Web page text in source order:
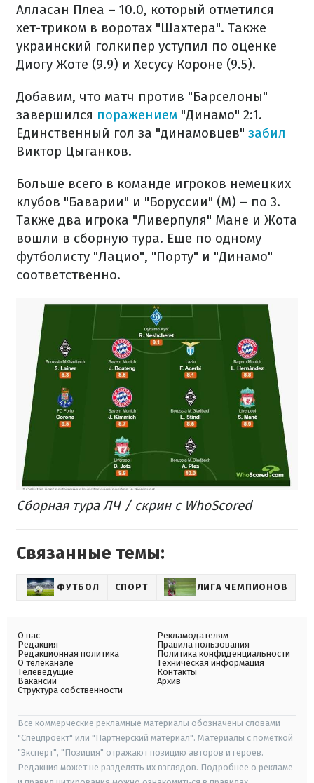
Алласан Плеа – 10.0, который отметился
хет-триком в воротах "Шахтера". Также
украинский голкипер уступил по оценке
Диогу Жоте (9.9) и Хесусу Короне (9.5).
Добавим, что матч против "Барселоны"
завершился поражением "Динамо" 2:1.
Единственный гол за "динамовцев" забил
Виктор Цыганков.
Больше всего в команде игроков немецких
клубов "Баварии" и "Боруссии" (М) – по 3.
Также два игрока "Ливерпуля" Мане и Жота
вошли в сборную тура. Еще по одному
футболисту "Лацио", "Порту" и "Динамо"
соответственно.
Сборная тура ЛЧ / скрин с WhoScored
Связанные темы:
ФУТБОЛ СПОРТ ЛИГА ЧЕМПИОНОВ
О нас
Редакция
Редакционная политика
О телеканале
Телеведущие
Вакансии
Структура собственности
Рекламодателям
Правила пользования
Политика конфиденциальности
Техническая информация
Контакты
Архив
Все коммерческие рекламные материалы обозначены словами
"Спецпроект" или "Партнерский материал". Материалы с пометкой
"Эксперт", "Позиция" отражают позицию авторов и героев.
Редакция может не разделять их взглядов. Подробнее о рекламе